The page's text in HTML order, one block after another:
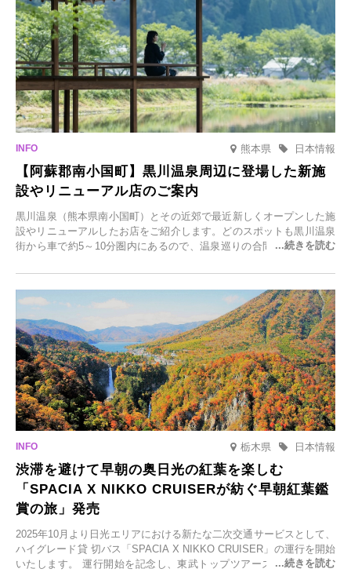
熊本県 日本情報
【阿蘇郡南小国町】黒川温泉周辺に登場した新施
設やリニューアル店のご案内
黒川温泉（熊本県南小国町）とその近郊で最近新しくオープンした施
設やリニューアルしたお店をご紹介します。どのスポットも黒川温泉
街から車で約5～10分圏内にあるので、温泉巡りの合間に気軽に立ち
元食材にこだわったレストランなど、多彩な魅力が満載です。黒川温
泉の新たな楽しみとしてチェックしてみてください。
栃木県 日本情報
渋滞を避けて早朝の奥日光の紅葉を楽しむ
「SPACIA X NIKKO CRUISERが紡ぐ早朝紅葉鑑
賞の旅」発売
2025年10月より日光エリアにおける新たな二次交通サービスとして、
ハイグレード貸 切バス「SPACIA X NIKKO CRUISER」の運行を開始
いたします。 運行開始を記念し、東武トップツアーズ株式会社では